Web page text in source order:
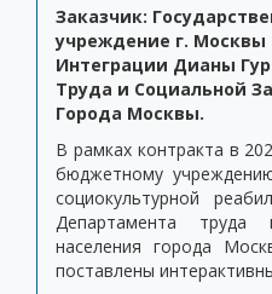
Заказчик:
учреждение г. Москвы
Интеграции Дианы
Труда и Социальной
Города Москвы.
В рамках контракта в
бюджетному
социокультурной
Департамента
населения города
поставлены